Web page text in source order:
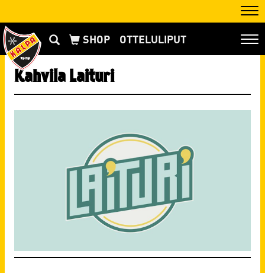
OTTELULIPUT
Kahvila Laituri